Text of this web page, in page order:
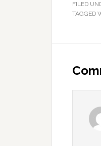
FILED
TAGGED